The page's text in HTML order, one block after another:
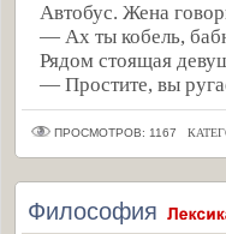
Автобус. Жена
— Ах ты кобель,
Рядом стоящая
— Простите, вы
ПРОСМОТРОВ: 1167
Философия